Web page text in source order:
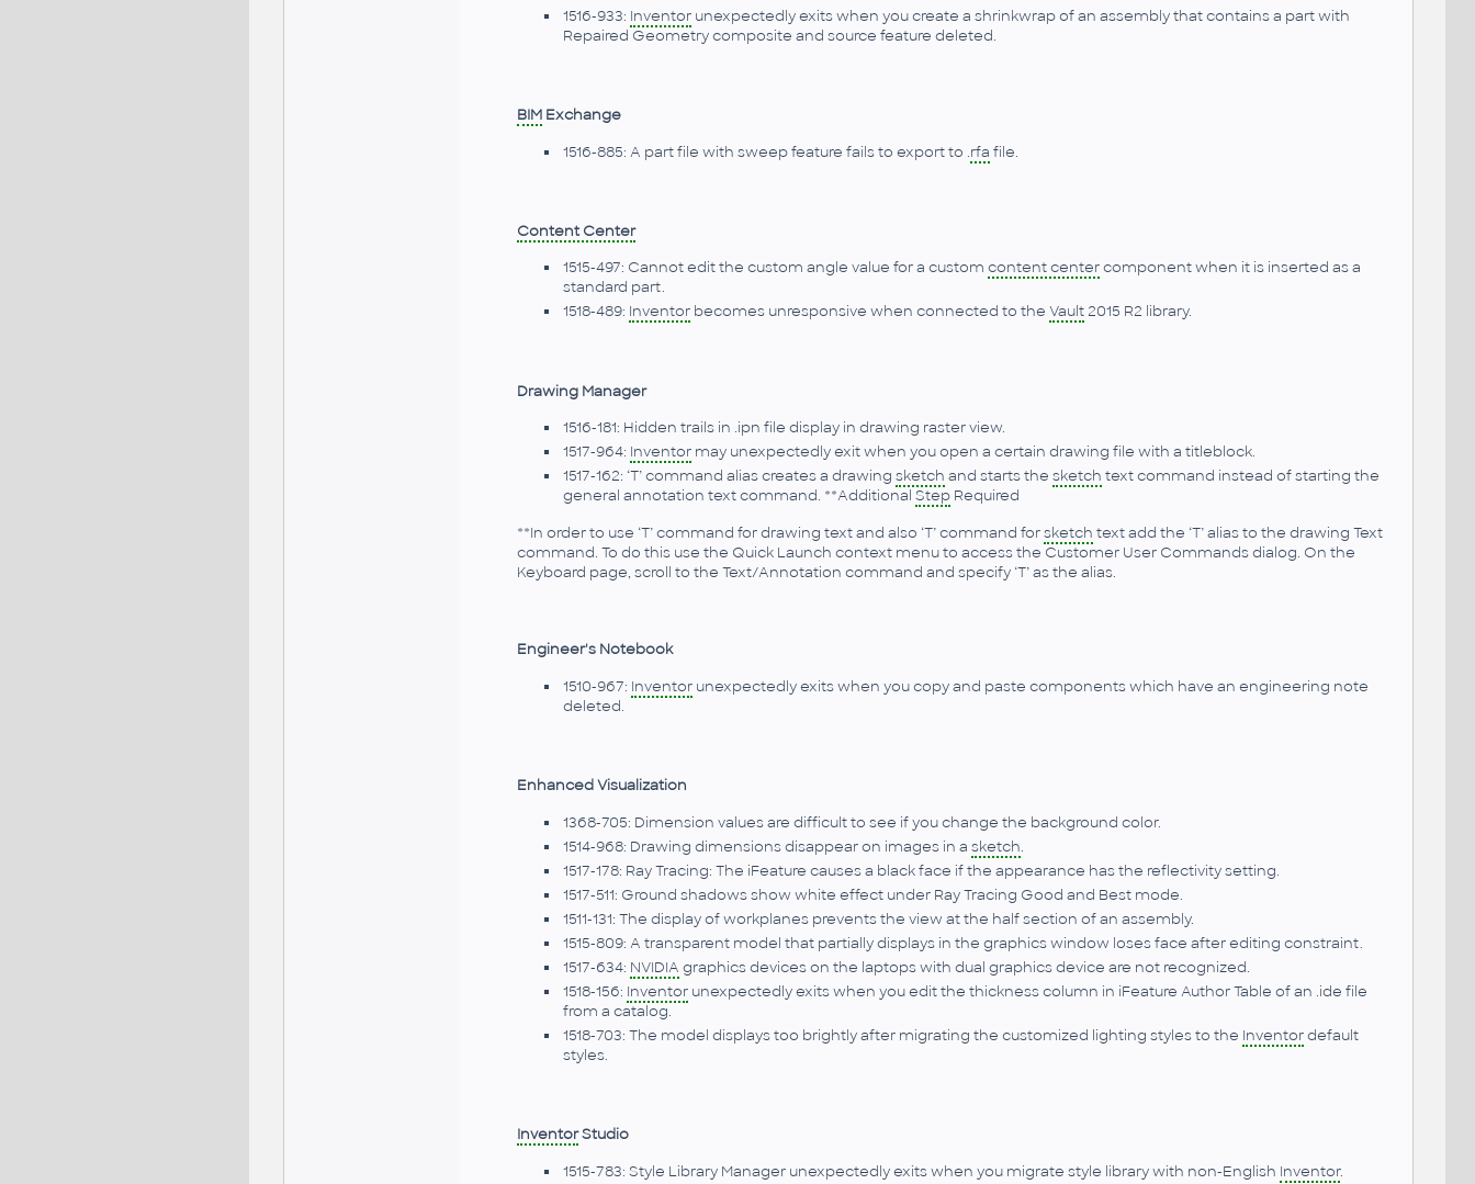
1516-933: Inventorunexpectedly exits when you create a shrinkwrap of an assembly that contains a part with
Repaired Geometry composite and source feature deleted.
BIMExchange
1516-885: A part file with sweep feature fails to export to .rfa file.
Content Center
1515-497: Cannot edit the custom angle value for a custom content centercomponent when it is inserted as a
standard part.
1518-489: Inventorbecomes unresponsive when connected to the Vault2015 R2 library.
Drawing Manager
1516-181: Hidden trails in .ipn file display in drawing raster view.
1517-964: Inventormay unexpectedly exit when you open a certain drawing file with a titleblock.
1517-162: ‘T’ command alias creates a drawing sketch and starts the sketch text command instead of starting the
general annotation text command. **Additional StepRequired
**In order to use ‘T’ command for drawing text and also ‘T’ command forsketch text add the ‘T’ alias to the drawing Text
command. To do this use the Quick Launch context menu to access the Customer User Commands dialog. On the
Keyboard page, scroll to the Text/Annotation command and specify ‘T’ as the alias.
Engineer's Notebook
1510-967: Inventorunexpectedly exits when you copy and paste components which have an engineering note
deleted.
Enhanced Visualization
1368-705: Dimension values are difficult to see if you change the background color.
1514-968: Drawing dimensions disappear on images in a sketch.
1517-178: Ray Tracing: The iFeature causes a black face if the appearance has the reflectivity setting.
1517-511: Ground shadows show white effect under Ray Tracing Good and Best mode.
1511-131: The display of workplanes prevents the view at the half section of an assembly.
1515-809: A transparent model that partially displays in the graphics window loses face after editing constraint.
1517-634: NVIDIA graphics devices on the laptops with dual graphics device are not recognized.
1518-156: Inventorunexpectedly exits when you edit the thickness column in iFeature Author Table of an .ide file
from a catalog.
1518-703: The model displays too brightly after migrating the customized lighting styles to the Inventordefault
styles.
InventorStudio
1515-783: Style Library Manager unexpectedly exits when you migrate style library with non-English Inventor.